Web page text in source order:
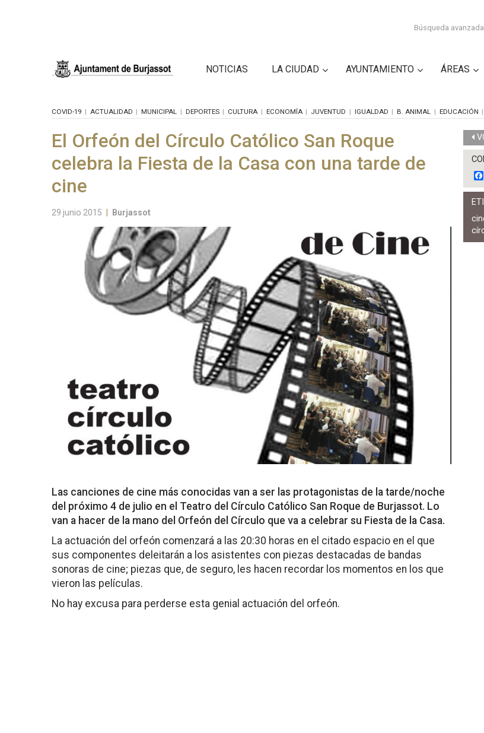
Búsqueda avanzada
NOTICIAS LA CIUDAD AYUNTAMIENTO ÁREAS
COVID-19 ACTUALIDAD MUNICIPAL DEPORTES CULTURA ECONOMÍA JUVENTUD IGUALDAD B. ANIMAL EDUCACIÓN
El Orfeón del Círculo Católico San Roque
celebra la Fiesta de la Casa con una tarde de
cine
29 junio 2015 Burjassot
Las canciones de cine más conocidas van a ser las protagonistas de la tarde/noche
del próximo 4 de julio en el Teatro del Círculo Católico San Roque de Burjassot. Lo
van a hacer de la mano del Orfeón del Círculo que va a celebrar su Fiesta de la Casa.
La actuación del orfeón comenzará a las 20:30 horas en el citado espacio en el que
sus componentes deleitarán a los asistentes con piezas destacadas de bandas
sonoras de cine; piezas que, de seguro, les hacen recordar los momentos en los que
vieron las películas.
No hay excusa para perderse esta genial actuación del orfeón.